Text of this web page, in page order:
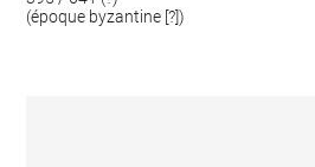
(époque byzantine [?])